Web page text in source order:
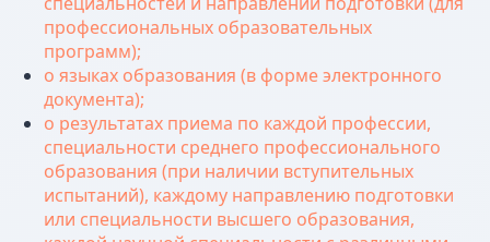
профессиональных образовательных
программ);
о языках образования (в форме электронного
документа);
о результатах приема по каждой профессии,
специальности среднего профессионального
образования (при наличии вступительных
испытаний), каждому направлению подготовки
или специальности высшего образования,